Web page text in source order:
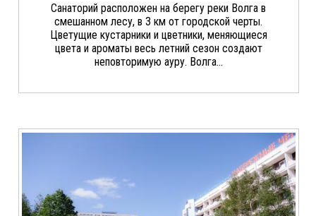
Санаторий расположен на берегу реки Волга в
смешанном лесу, в 3 км от городской черты.
Цветущие кустарники и цветники, меняющиеся
цвета и ароматы весь летний сезон создают
неповторимую ауру. Волга...